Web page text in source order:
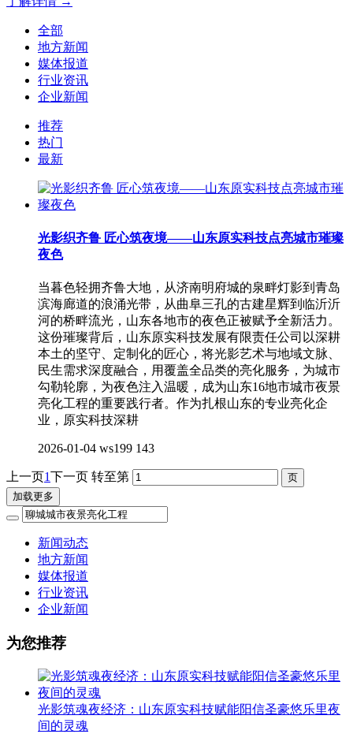
全部
地方新闻
媒体报道
行业资讯
企业新闻
推荐
热门
最新
光影织齐鲁 匠心筑夜境——山东原实科技点亮城市璀璨
夜色
当暮色轻拥齐鲁大地，从济南明府城的泉畔灯影到青岛
滨海廊道的浪涌光带，从曲阜三孔的古建星辉到临沂沂
河的桥畔流光，山东各地市的夜色正被赋予全新活力。
这份璀璨背后，山东原实科技发展有限责任公司以深耕
本土的坚守、定制化的匠心，将光影艺术与地域文脉、
民生需求深度融合，用覆盖全品类的亮化服务，为城市
勾勒轮廓，为夜色注入温暖，成为山东16地市城市夜景
亮化工程的重要践行者。作为扎根山东的专业亮化企
业，原实科技深耕
2026-01-04 ws199 143
上一页1下一页 转至第
加载更多
新闻动态
地方新闻
媒体报道
行业资讯
企业新闻
为您推荐
光影筑魂夜经济：山东原实科技赋能阳信圣豪悠乐里夜
间的灵魂